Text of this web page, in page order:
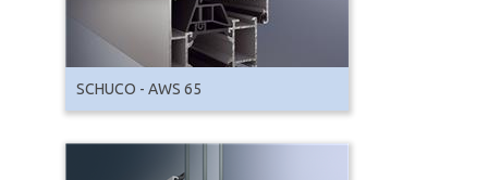
SCHUCO - AWS 65